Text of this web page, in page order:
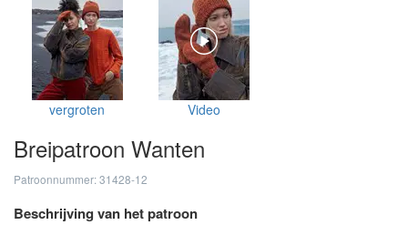
vergroten Video
Breipatroon Wanten
Patroonnummer: 31428-12
Beschrijving van het patroon